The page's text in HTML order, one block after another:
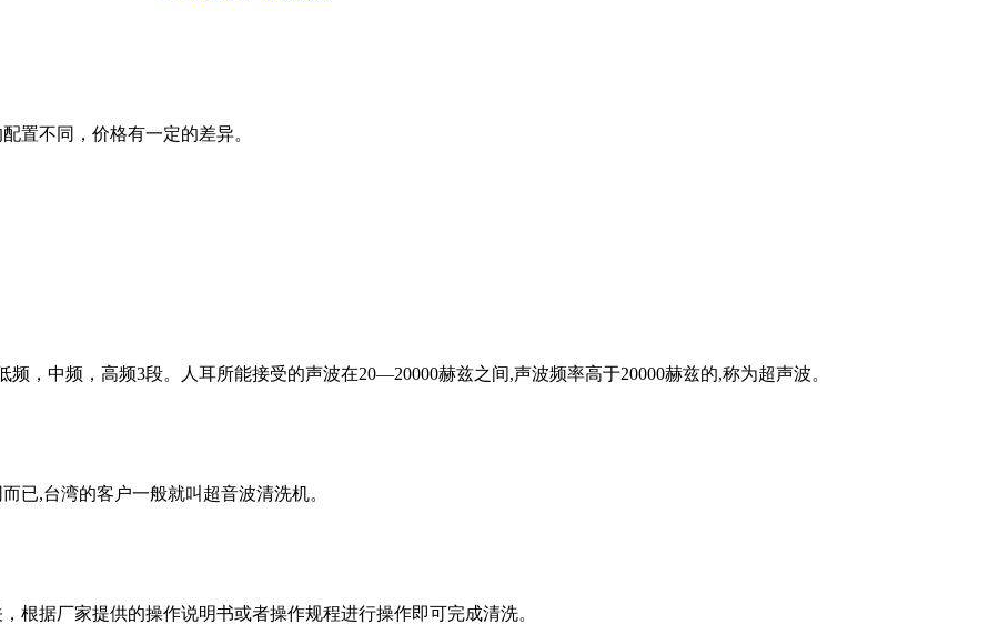
置不同，价格有一定的差异。
，中频，高频3段。人耳所能接受的声波在20—20000赫兹之间,声波频率高于20000赫兹的,称为超声波。
已,台湾的客户一般就叫超音波清洗机。
根据厂家提供的操作说明书或者操作规程进行操作即可完成清洗。